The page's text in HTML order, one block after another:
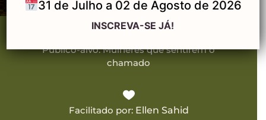
Público-alvo: Mulheres que sentirem o
chamado
Facilitado por: Ellen Sahid
31 de Julho a 02 de Agosto de 2026
INSCREVA-SE JÁ!